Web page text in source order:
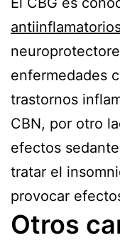
enfermedades
trastornos
CBN, por otro
efectos
tratar el
provocar
Otros